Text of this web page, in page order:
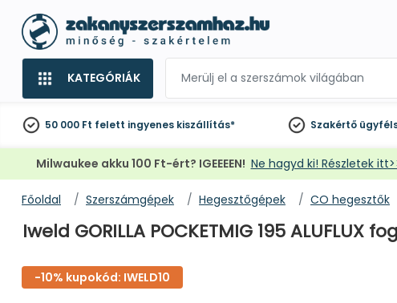
KATEGÓRIÁK
50 000 Ft felett ingyenes kiszállítás* Szakértő
Milwaukee akku 100 Ft-ért? IGEEEEN! Ne hagyd ki! Részletek
Főoldal Szerszámgépek Hegesztőgépek CO hegesztők
Iweld GORILLA POCKETMIG 195
-10% kupokód: IWELD10